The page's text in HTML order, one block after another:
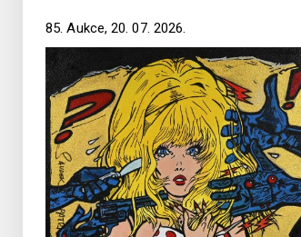
85. Aukce, 20. 07. 2026.